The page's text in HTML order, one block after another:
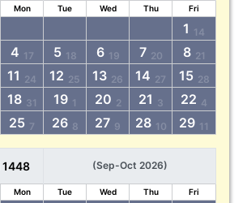
Mon Tue Wed Thu Fri
1 14
4 17 5 18 6 19 7 20 8 21
11 24 12 25 13 26 14 27 15 28
18 31 19 1 20 2 21 3 22 4
25 7 26 8 27 9 28 10 29 11
1448 (Sep-Oct 2026)
Mon Tue Wed Thu Fri